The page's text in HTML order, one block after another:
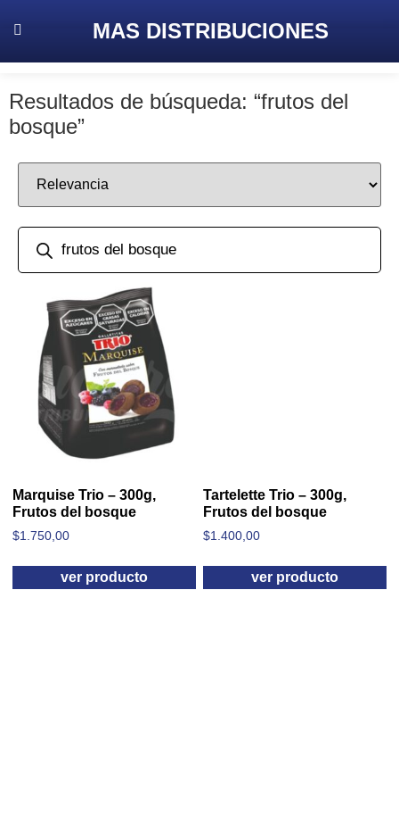
MAS DISTRIBUCIONES
Resultados de búsqueda: “frutos del
bosque”
Marquise Trio – 300g,
Frutos del bosque
$1.750,00
ver producto
Tartelette Trio – 300g,
Frutos del bosque
$1.400,00
ver producto